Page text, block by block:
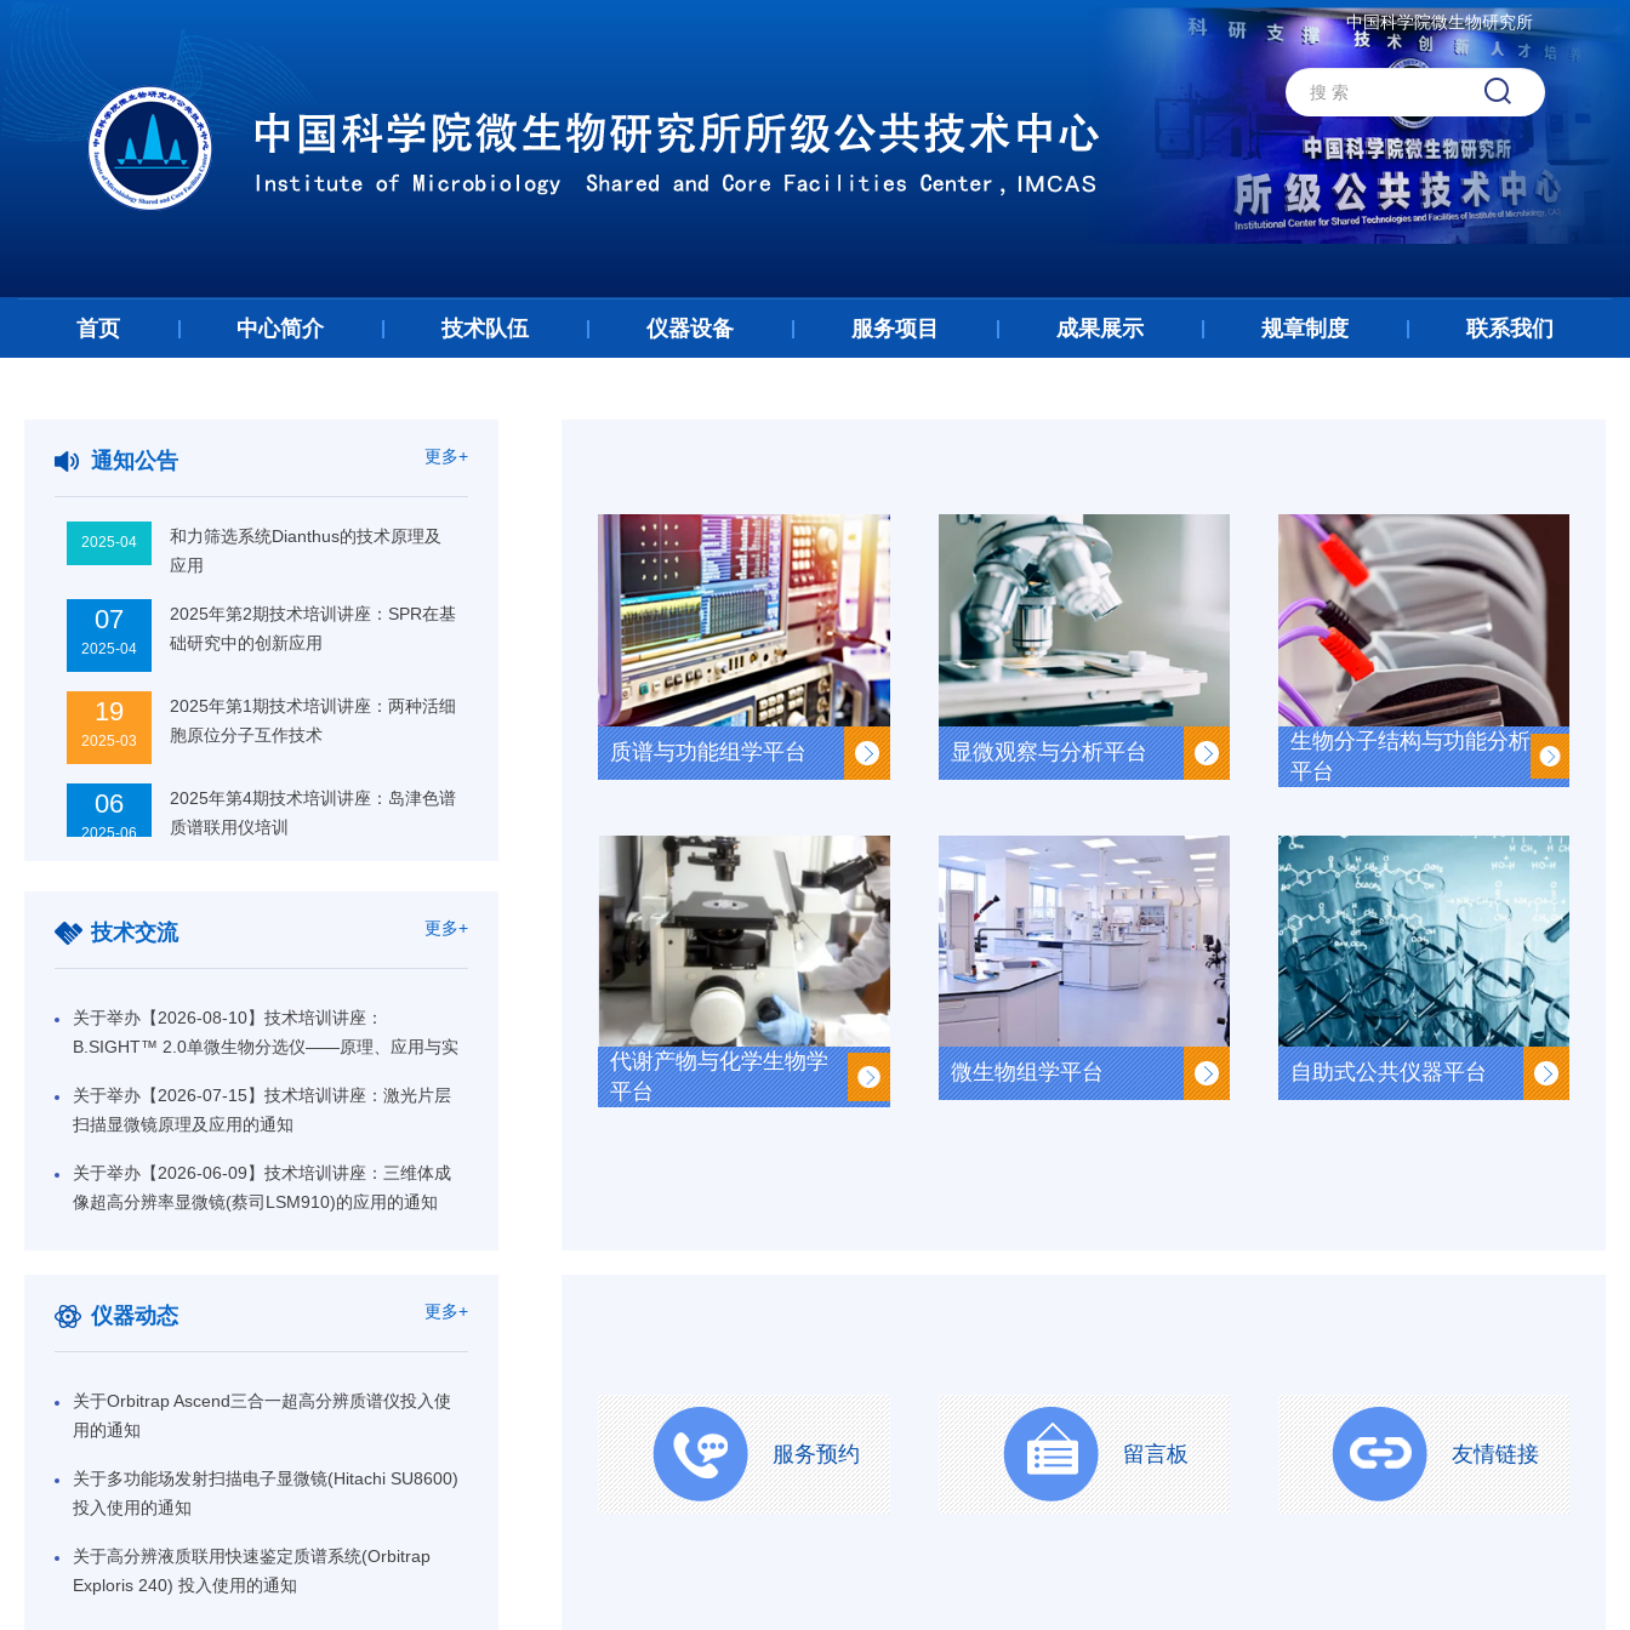
中国科学院微生物研究所
首页 中心简介 技术队伍 仪器设备 服务项目 成果展示 规章制度 联系我们
通知公告 更多+
06
2025年第4期技术培训讲座：岛津色谱
2025-05
用仪的代谢组学解决方案
10
2025年第4期技术创新讲座：高通量亲
和力筛选系统Dianthus的技术原理及
应用
07
2025年第2期技术培训讲座：SPR在基
础研究中的创新应用
19
2025年第1期技术培训讲座：两种活细
胞原位分子互作技术
06
2025年第4期技术培训讲座：岛津色谱
质谱联用仪培训
用仪的代谢组学解决方案
2025-05
效纯化技术及其在诊断治疗再生医学
领域的应用
10
2025-04
2025年第4期技术创新讲座：高通量亲
和力筛选系统Dianthus的技术原理及
07
2025年第2期技术培训讲座：SPR在基
19
2025-03
胞原位分子互作技术
技术交流 更多+
关于举办【2026-08-10】技术培训讲座：
B.SIGHT™ 2.0单微生物分选仪——原理、应用与实
关于举办【2026-07-15】技术培训讲座：激光片层
扫描显微镜原理及应用的通知
关于举办【2026-06-09】技术培训讲座：三维体成
像超高分辨率显微镜(蔡司LSM910)的应用的通知
质谱与功能组学平台 显微观察与分析平台
生物分子结构与功能分析
平台
代谢产物与化学生物学
平台
微生物组学平台 自助式公共仪器平台
仪器动态 更多+
关于Orbitrap Ascend三合一超高分辨质谱仪投入使
用的通知
关于多功能场发射扫描电子显微镜(Hitachi SU8600)
投入使用的通知
关于高分辨液质联用快速鉴定质谱系统(Orbitrap
Exploris 240) 投入使用的通知
服务预约 留言板 友情链接